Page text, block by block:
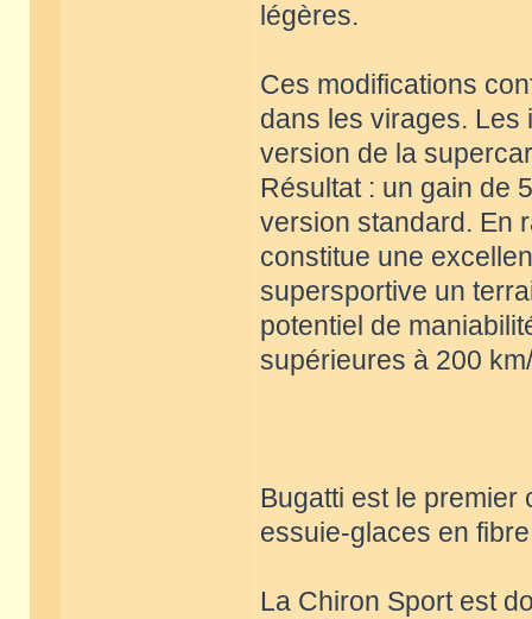
légères.
Ces modifications
dans les virages. Les
version de la
Résultat : un gain de
version standard. En
constitue une
supersportive un
potentiel de
supérieures à 200
Bugatti est le
essuie-glaces en
La Chiron Sport est